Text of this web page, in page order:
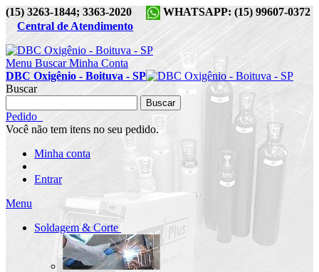
(15) 3263-1844; 3363-2020
WHATSAPP: (15) 99607-0372
Central de Atendimento
Menu Buscar Minha Conta
DBC Oxigênio - Boituva - SP
Buscar
Buscar
Pedido
Você não tem itens no seu pedido.
Minha conta
Entrar
Menu
Soldagem & Corte